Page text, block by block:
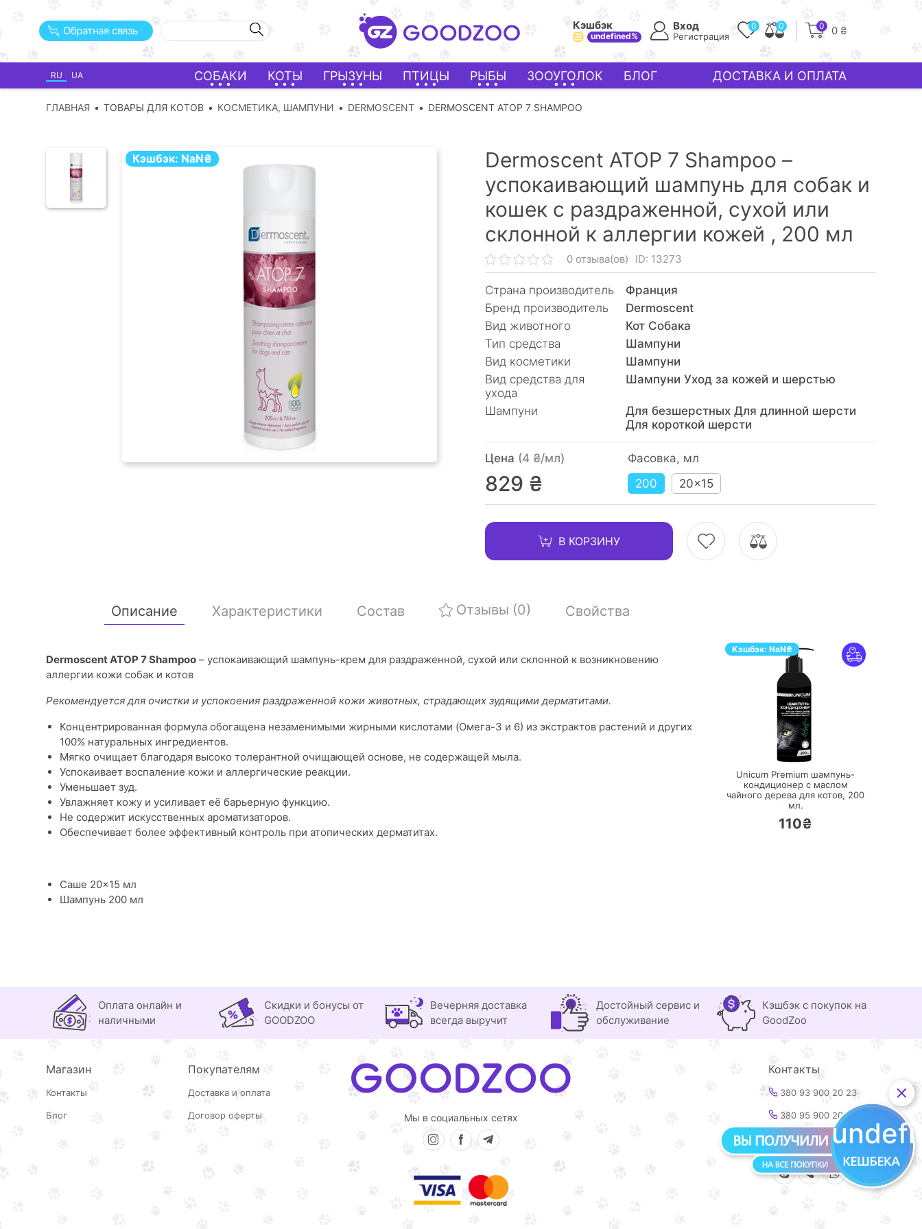
Обратная связь Кэшбэк
undefined%
Вход
Регистрация
0 0 0 0 ₴
RU UA СОБАКИ КОТЫ ГРЫЗУНЫ ПТИЦЫ РЫБЫ ЗООУГОЛОК БЛОГ ДОСТАВКА И ОПЛАТА
ГЛАВНАЯ ТОВАРЫ ДЛЯ КОТОВ КОСМЕТИКА, ШАМПУНИ DERMOSCENT DERMOSCENT ATOP 7 SHAMPOO
Кэшбэк: NaN₴
Dermoscent ATOP 7 Shampoo –
успокаивающий шампунь для собак и
кошек с раздраженной, сухой или
склонной к аллергии кожей , 200 мл
0 отзыва(ов) ID: 13273
Страна производитель
Франция
Бренд производитель
Dermoscent
Вид животного
Кот Собака
Тип средства
Шампуни
Вид косметики
Шампуни
Вид средства для
ухода
Шампуни Уход за кожей и шерстью
Шампуни
Для безшерстных Для длинной шерсти
Для короткой шерсти
Цена (4 ₴/мл)
829 ₴
Фасовка, мл
200
20×15
В КОРЗИНУ
Описание Характеристики Состав Отзывы (0) Свойства
Dermoscent ATOP 7 Shampoo – успокаивающий шампунь-крем для раздраженной, сухой или склонной к возникновению
аллергии кожи собак и котов
Рекомендуется для очистки и успокоения раздраженной кожи животных, страдающих зудящими дерматитами.
Концентрированная формула обогащена незаменимыми жирными кислотами (Oмега-3 и 6) из экстрактов растений и других
100% натуральных ингредиентов.
Мягко очищает благодаря высоко толерантной очищающей основе, не содержащей мыла.
Успокаивает воспаление кожи и аллергические реакции.
Уменьшает зуд.
Увлажняет кожу и усиливает её барьерную функцию.
Не содержит искусственных ароматизаторов.
Обеспечивает более эффективный контроль при атопических дерматитах.
Саше 20×15 мл
Шампунь 200 мл
Кэшбэк: NaN₴
ПЕРЕЙТИ
Unicum Premium шампунь-
кондиционер с маслом
чайного дерева для котов, 200
мл.
110₴
Оплата онлайн и
наличными
Скидки и бонусы от
GOODZOO
Вечерняя доставка
всегда выручит
Достойный сервис и
обслуживание
Кэшбэк с покупок на
GoodZoo
Магазин
Контакты
Блог
Покупателям
Доставка и оплата
Договор оферты Мы в социальных сетях
Контакты
380 93 900 20 23
380 95 900 20 23
info@goodzoo.com.ua